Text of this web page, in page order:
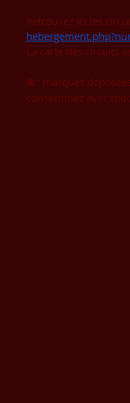
Retrouvez ici les
La carte des circuits
® : marques
consommez avec